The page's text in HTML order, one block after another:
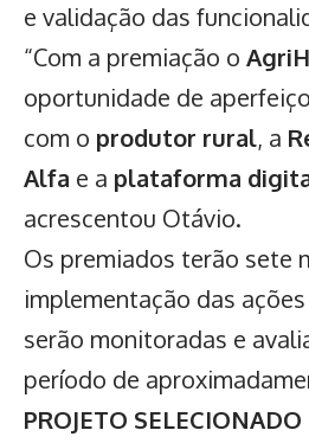
e validação das
“Com a premiação o
oportunidade de
com o produtor rural, a
Alfa e a plataforma
acrescentou Otávio.
Os premiados terão sete
implementação das
serão monitoradas e
período de
PROJETO SELECIONADO